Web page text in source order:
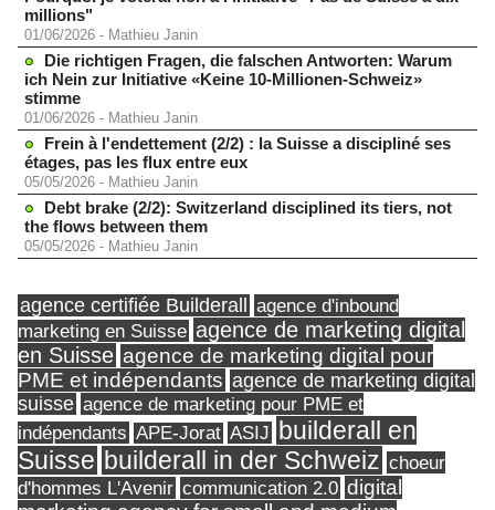
millions"
01/06/2026 - Mathieu Janin
Die richtigen Fragen, die falschen Antworten: Warum
ich Nein zur Initiative «Keine 10-Millionen-Schweiz»
stimme
01/06/2026 - Mathieu Janin
Frein à l'endettement (2/2) : la Suisse a discipliné ses
étages, pas les flux entre eux
05/05/2026 - Mathieu Janin
Debt brake (2/2): Switzerland disciplined its tiers, not
the flows between them
05/05/2026 - Mathieu Janin
agence certifiée Builderall
agence d'inbound
marketing en Suisse agence de marketing digital
en Suisse agence de marketing digital pour
PME et indépendants agence de marketing digital
suisse agence de marketing pour PME et
indépendants APE-Jorat ASIJ builderall en
Suisse builderall in der Schweiz choeur
d'hommes L'Avenir communication 2.0 digital